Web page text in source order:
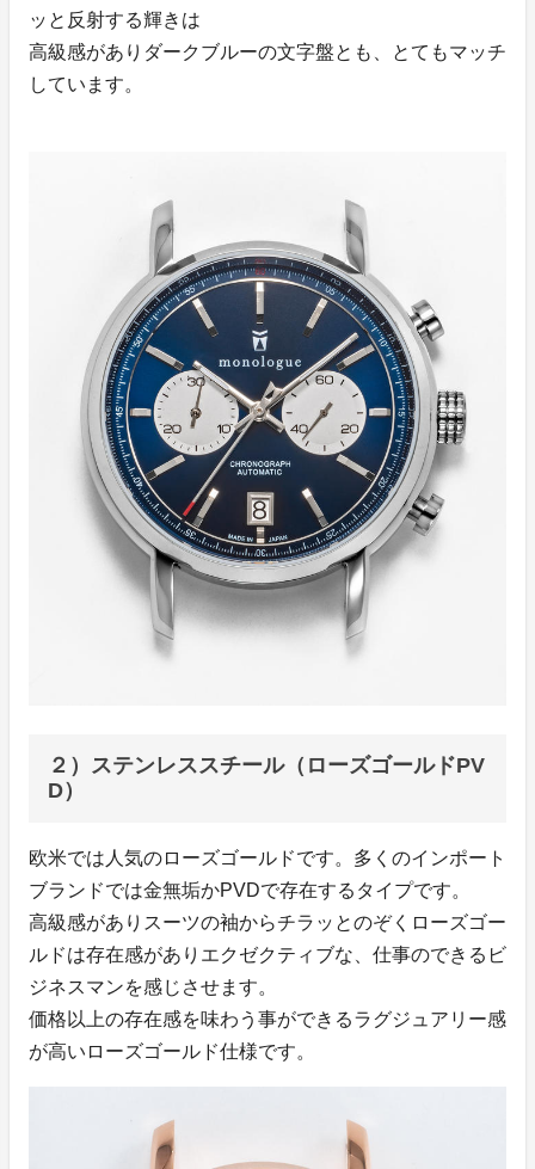
ッと反射する輝きは
高級感がありダークブルーの文字盤とも、とてもマッチ
しています。
２）ステンレススチール（ローズゴールドPV
D）
欧米では人気のローズゴールドです。多くのインポート
ブランドでは金無垢かPVDで存在するタイプです。
高級感がありスーツの袖からチラッとのぞくローズゴー
ルドは存在感がありエクゼクティブな、仕事のできるビ
ジネスマンを感じさせます。
価格以上の存在感を味わう事ができるラグジュアリー感
が高いローズゴールド仕様です。